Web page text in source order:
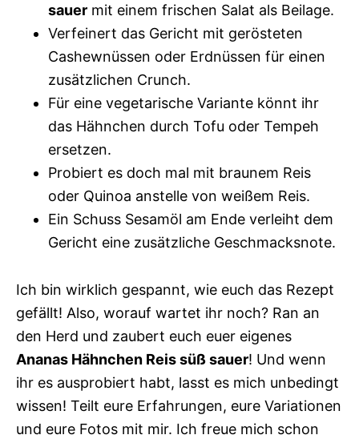
sauer mit einem frischen Salat als Beilage.
Verfeinert das Gericht mit gerösteten
Cashewnüssen oder Erdnüssen für einen
zusätzlichen Crunch.
Für eine vegetarische Variante könnt ihr
das Hähnchen durch Tofu oder Tempeh
ersetzen.
Probiert es doch mal mit braunem Reis
oder Quinoa anstelle von weißem Reis.
Ein Schuss Sesamöl am Ende verleiht dem
Gericht eine zusätzliche Geschmacksnote.
Ich bin wirklich gespannt, wie euch das Rezept
gefällt! Also, worauf wartet ihr noch? Ran an
den Herd und zaubert euch euer eigenes
Ananas Hähnchen Reis süß sauer! Und wenn
ihr es ausprobiert habt, lasst es mich unbedingt
wissen! Teilt eure Erfahrungen, eure Variationen
und eure Fotos mit mir. Ich freue mich schon